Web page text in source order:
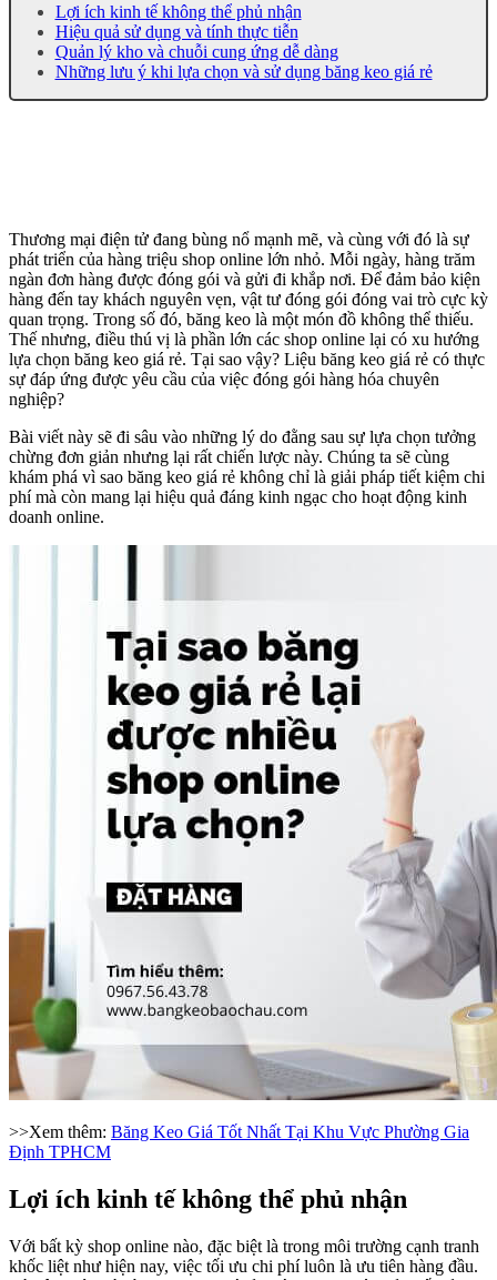
Lợi ích kinh tế không thể phủ nhận
Hiệu quả sử dụng và tính thực tiễn
Quản lý kho và chuỗi cung ứng dễ dàng
Những lưu ý khi lựa chọn và sử dụng băng keo giá rẻ
Thương mại điện tử đang bùng nổ mạnh mẽ, và cùng với đó là sự
phát triển của hàng triệu shop online lớn nhỏ. Mỗi ngày, hàng trăm
ngàn đơn hàng được đóng gói và gửi đi khắp nơi. Để đảm bảo kiện
hàng đến tay khách nguyên vẹn, vật tư đóng gói đóng vai trò cực kỳ
quan trọng. Trong số đó, băng keo là một món đồ không thể thiếu.
Thế nhưng, điều thú vị là phần lớn các shop online lại có xu hướng
lựa chọn băng keo giá rẻ. Tại sao vậy? Liệu băng keo giá rẻ có thực
sự đáp ứng được yêu cầu của việc đóng gói hàng hóa chuyên
nghiệp?
Bài viết này sẽ đi sâu vào những lý do đằng sau sự lựa chọn tưởng
chừng đơn giản nhưng lại rất chiến lược này. Chúng ta sẽ cùng
khám phá vì sao băng keo giá rẻ không chỉ là giải pháp tiết kiệm chi
phí mà còn mang lại hiệu quả đáng kinh ngạc cho hoạt động kinh
doanh online.
>>Xem thêm: Băng Keo Giá Tốt Nhất Tại Khu Vực Phường Gia
Định TPHCM
Lợi ích kinh tế không thể phủ nhận
Với bất kỳ shop online nào, đặc biệt là trong môi trường cạnh tranh
khốc liệt như hiện nay, việc tối ưu chi phí luôn là ưu tiên hàng đầu.